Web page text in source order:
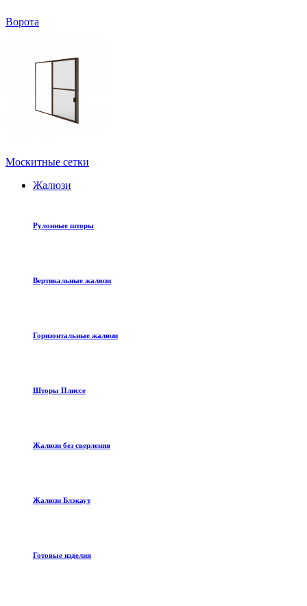
Ворота
Москитные сетки
Жалюзи
Рулонные шторы
Вертикальные жалюзи
Горизонтальные жалюзи
Шторы Плиссе
Жалюзи без сверления
Жалюзи Блэкаут
Готовые изделия